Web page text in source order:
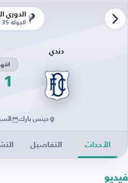
الدوري
الجولة 35
دندي
1
دينس بارك السبت 02-05-
الأحداث التفاصيل
فيديو